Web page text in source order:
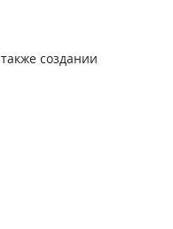
создании